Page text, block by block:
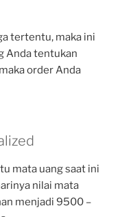
tertentu, maka ini
Anda tentukan
order Anda
mata uang saat ini
nilai mata
menjadi 9500 –